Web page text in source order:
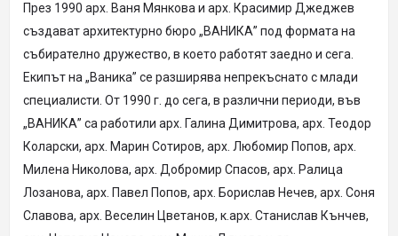
През 1990 арх. Ваня Мянкова и арх. Красимир Джеджев
създават архитектурно бюро „ВАНИКА” под формата на
събирателно дружество, в което работят заедно и сега.
Екипът на „Ваника” се разширява непрекъснато с млади
специалисти. От 1990 г. до сега, в различни периоди, във
„ВАНИКА” са работили арх. Галина Димитрова, арх. Теодор
Коларски, арх. Марин Сотиров, арх. Любомир Попов, арх.
Милена Николова, арх. Добромир Спасов, арх. Ралица
Лозанова, арх. Павел Попов, арх. Борислав Нечев, арх. Соня
Славова, арх. Веселин Цветанов, к.арх. Станислав Кънчев,